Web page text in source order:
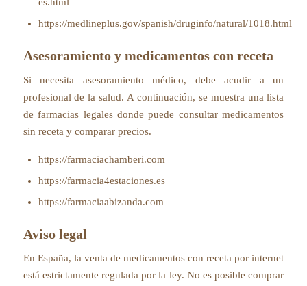
es.html
https://medlineplus.gov/spanish/druginfo/natural/1018.html
Asesoramiento y medicamentos con receta
Si necesita asesoramiento médico, debe acudir a un
profesional de la salud. A continuación, se muestra una lista
de farmacias legales donde puede consultar medicamentos
sin receta y comparar precios.
https://farmaciachamberi.com
https://farmacia4estaciones.es
https://farmaciaabizanda.com
Aviso legal
En España, la venta de medicamentos con receta por internet
está estrictamente regulada por la ley. No es posible comprar